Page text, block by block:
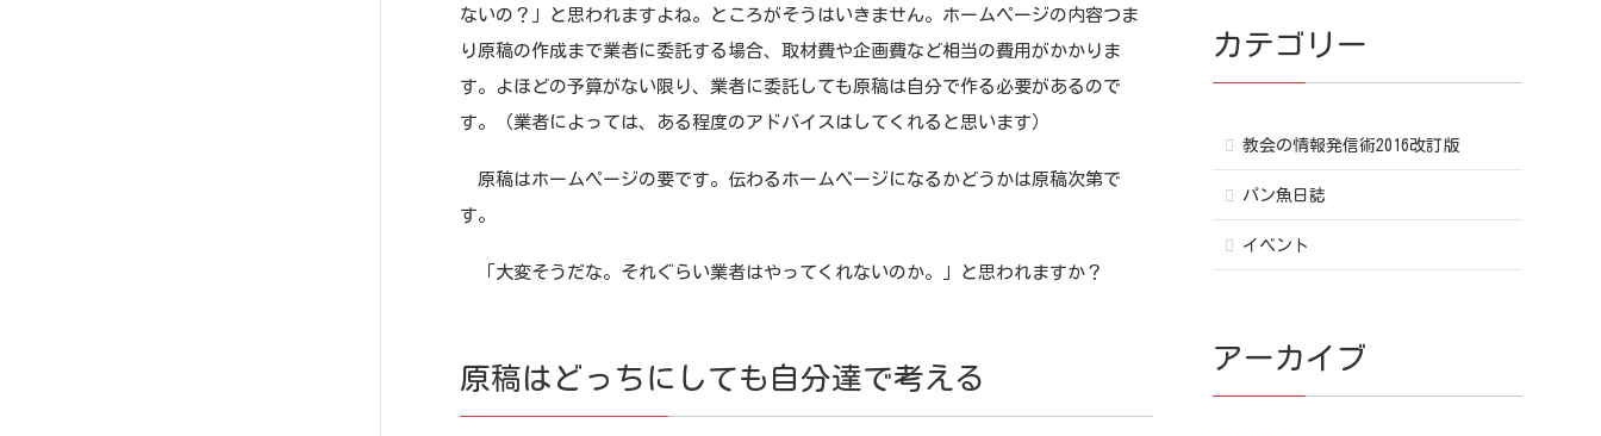
ないの？」と思われますよね。ところがそうはいきません。ホームページの内容つま
り原稿の作成まで業者に委託する場合、取材費や企画費など相当の費用がかかりま
す。よほどの予算がない限り、業者に委託しても原稿は自分で作る必要があるので
す。（業者によっては、ある程度のアドバイスはしてくれると思います）
原稿はホームページの要です。伝わるホームページになるかどうかは原稿次第で
す。
「大変そうだな。それぐらい業者はやってくれないのか。」と思われますか？
原稿はどっちにしても自分達で考える
カテゴリー
教会の情報発信術2016改訂版
パン魚日誌
イベント
アーカイブ